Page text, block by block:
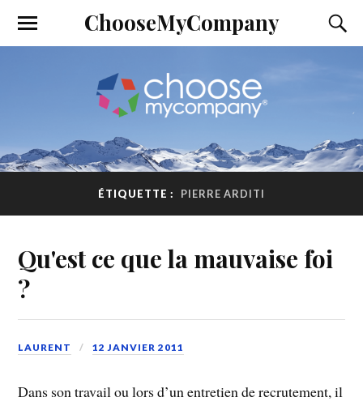
ChooseMyCompany
ÉTIQUETTE : PIERRE ARDITI
Qu'est ce que la mauvaise foi
?
LAURENT 12 JANVIER 2011
Dans son travail ou lors d’un entretien de recrutement, il